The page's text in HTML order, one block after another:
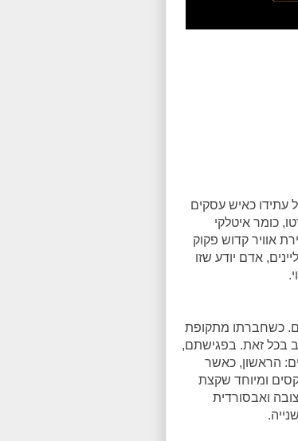
עתידו כאיש עסקים
כומר איטלקי
אוויר קדוש פקוק
אדם יודע שזו
כשחברתו מתקופת
בכל זאת. בפגישתם,
הראשון, כאשר
ומיוחד שקצת
ואבסורדית